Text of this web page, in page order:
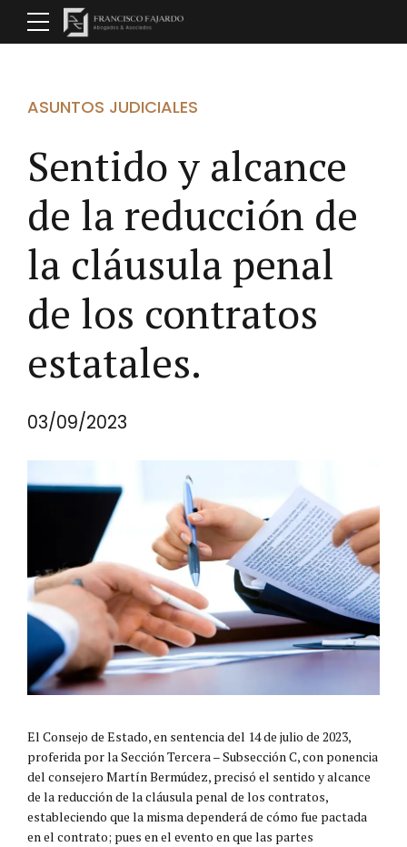
ASUNTOS JUDICIALES
Sentido y alcance
de la reducción de
la cláusula penal
de los contratos
estatales.
03/09/2023
El Consejo de Estado, en sentencia del 14 de julio de 2023,
proferida por la Sección Tercera – Subsección C, con ponencia
del consejero Martín Bermúdez, precisó el sentido y alcance
de la reducción de la cláusula penal de los contratos,
estableciendo que la misma dependerá de cómo fue pactada
en el contrato; pues en el evento en que las partes